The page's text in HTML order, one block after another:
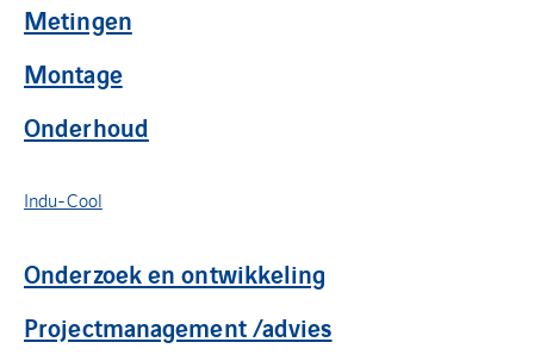
Metingen
Montage
Onderhoud
Indu-Cool
Onderzoek en ontwikkeling
Projectmanagement /advies